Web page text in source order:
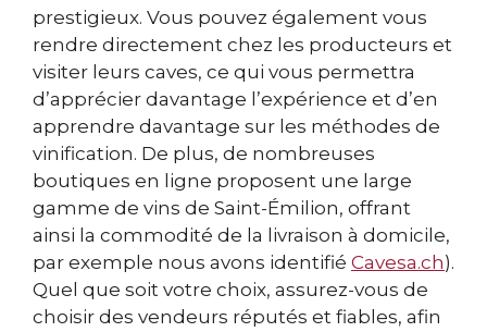
prestigieux. Vous pouvez également vous
rendre directement chez les producteurs et
visiter leurs caves, ce qui vous permettra
d’apprécier davantage l’expérience et d’en
apprendre davantage sur les méthodes de
vinification. De plus, de nombreuses
boutiques en ligne proposent une large
gamme de vins de Saint-Émilion, offrant
ainsi la commodité de la livraison à domicile,
par exemple nous avons identifié Cavesa.ch).
Quel que soit votre choix, assurez-vous de
choisir des vendeurs réputés et fiables, afin